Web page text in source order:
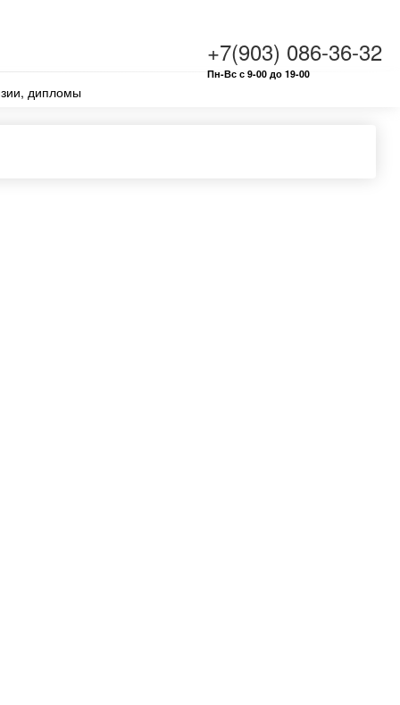
+7(903) 086-36-32
Пн-Вс с 9-00 до 19-00
дипломы